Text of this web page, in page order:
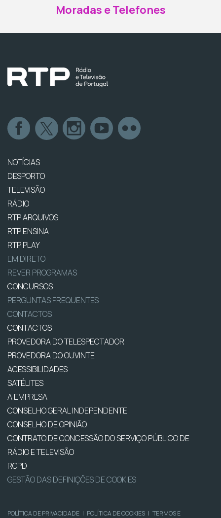
Moradas e Telefones
NOTÍCIAS
DESPORTO
TELEVISÃO
RÁDIO
RTP ARQUIVOS
RTP ENSINA
RTP PLAY
EM DIRETO
REVER PROGRAMAS
CONCURSOS
PERGUNTAS FREQUENTES
CONTACTOS
CONTACTOS
PROVEDORA DO TELESPECTADOR
PROVEDORA DO OUVINTE
ACESSIBILIDADES
SATÉLITES
A EMPRESA
CONSELHO GERAL INDEPENDENTE
CONSELHO DE OPINIÃO
CONTRATO DE CONCESSÃO DO SERVIÇO PÚBLICO DE
RÁDIO E TELEVISÃO
RGPD
GESTÃO DAS DEFINIÇÕES DE COOKIES
POLÍTICA DE PRIVACIDADE | POLÍTICA DE COOKIES | TERMOS E